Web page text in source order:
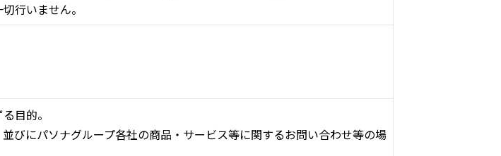
行いません。
目的。
びにパソナグループ各社の商品・サービス等に関するお問い合わせ等の場